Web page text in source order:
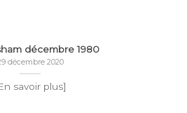
décembre 1980
décembre 2020
savoir plus]